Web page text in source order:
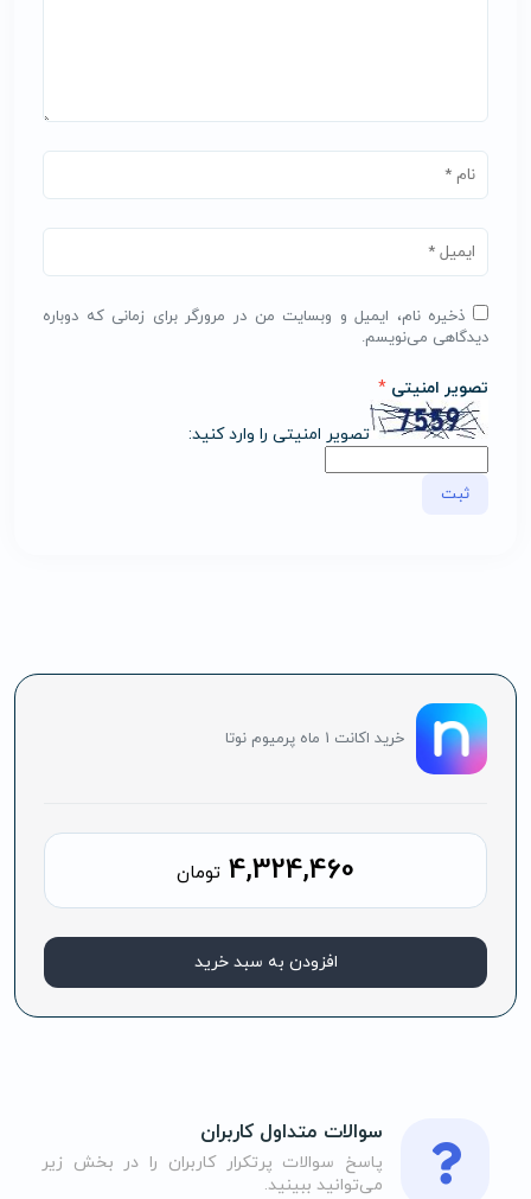
ذخیره نام، ایمیل و وبسایت من در مرورگر برای زمانی که دوباره
دیدگاهی می‌نویسم.
تصویر امنیتی *
تصویر امنیتی را وارد کنید:
خرید اکانت 1 ماه پرمیوم نوتا
4,324,460 تومان
افزودن به سبد خرید
سوالات متداول کاربران
پاسخ سوالات پرتکرار کاربران را در بخش زیر
می‌توانید ببینید.